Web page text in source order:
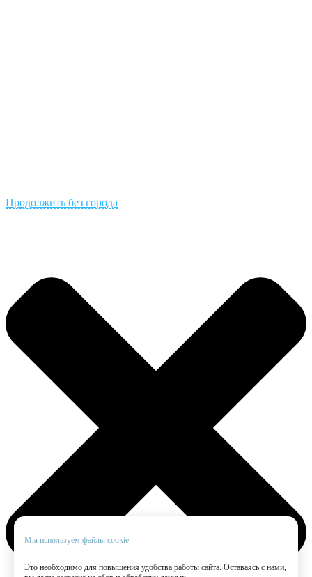
Мы используем файлы cookie
Это необходимо для повышения удобства работы сайта. Оставаясь с нами,
Продолжить без города